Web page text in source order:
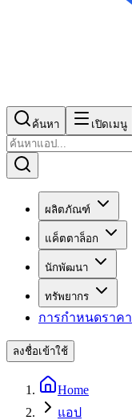
ค้นหา เปิดเมนู
ผลิตภัณฑ์
แค็ตตาล็อก
นักพัฒนา
ทรัพยากร
การกำหนดราคา
ลงชื่อเข้าใช้
Home
แอป